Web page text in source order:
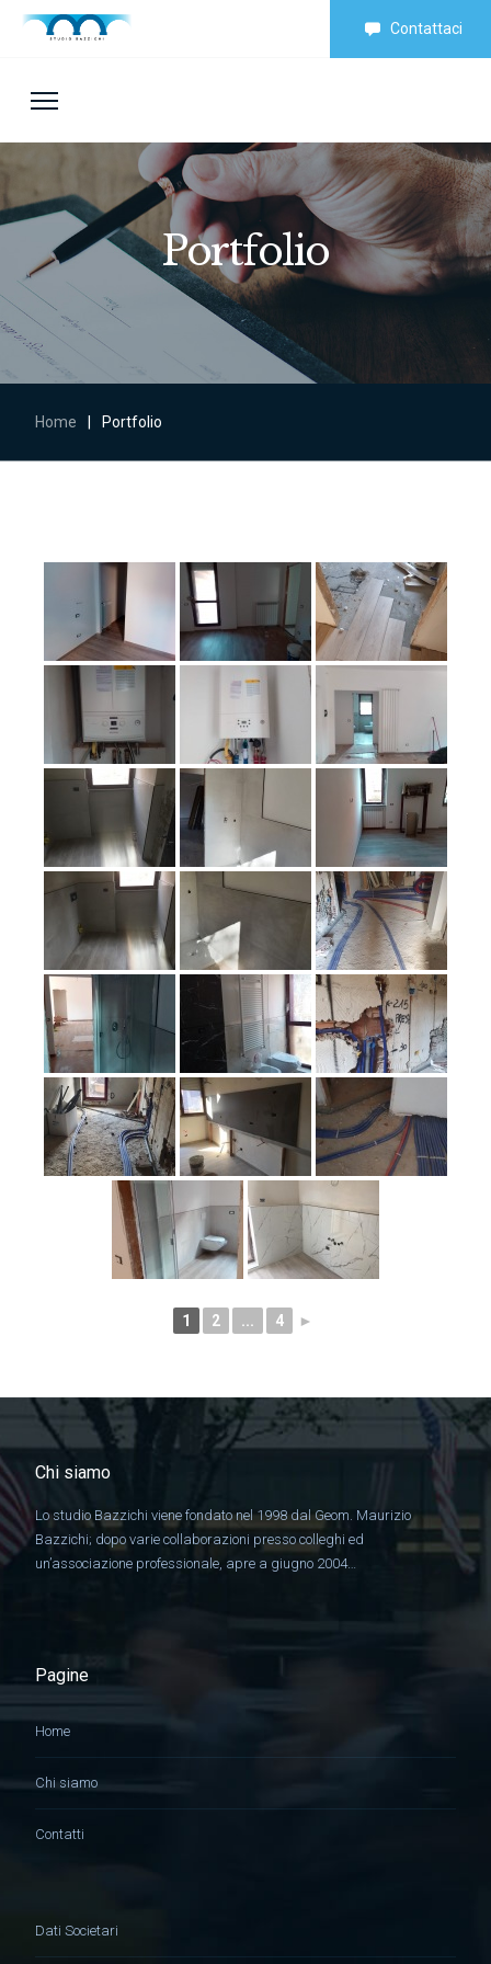
Contattaci
Portfolio
Home Portfolio
1 2 ... 4 ►
Chi siamo
Lo studio Bazzichi viene fondato nel 1998 dal Geom. Maurizio
Bazzichi; dopo varie collaborazioni presso colleghi ed
un’associazione professionale, apre a giugno 2004…
Pagine
Home
Chi siamo
Contatti
Dati Societari